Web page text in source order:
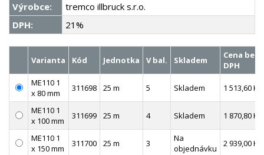
Výrobce:
tremco illbruck s.r.o.
DPH:
21%
Varianta Kód Jednotka V bal. Skladem
Cena bez
DPH
ME110 1
x 80 mm
311698 25 m 5 Skladem 1 513,60 Kč
ME110 1
x 100 mm
311699 25 m 4 Skladem 1 870,80 Kč
ME110 1
x 150 mm
311700 25 m 3
Na
objednávku
2 939,00 Kč